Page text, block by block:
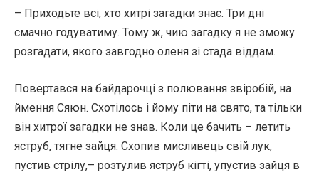
– Приходьте всі, хто хитрі загадки знає. Три дні
смачно годуватиму. Тому ж, чию загадку я не зможу
розгадати, якого завгодно оленя зі стада віддам.
Повертався на байдарочці з полювання звіробій, на
ймення Сяюн. Схотілось і йому піти на свято, та тільки
він хитрої загадки не знав. Коли це бачить – летить
яструб, тягне зайця. Схопив мисливець свій лук,
пустив стрілу,– розтулив яструб кігті, упустив зайця в